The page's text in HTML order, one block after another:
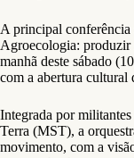
A principal
Agroecologia: produzir
manhã deste sábado
com a abertura cultural
Integrada por
Terra (MST), a
movimento, com a